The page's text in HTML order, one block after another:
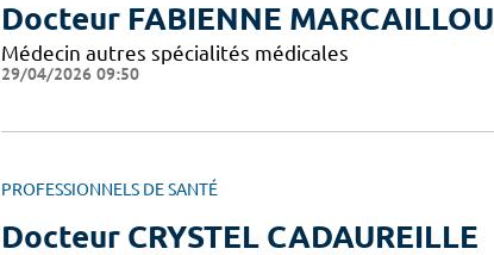
Docteur FABIENNE MARCAILLOU
Médecin autres spécialités médicales
29/04/2026 09:50
PROFESSIONNELS DE SANTÉ
Docteur CRYSTEL CADAUREILLE